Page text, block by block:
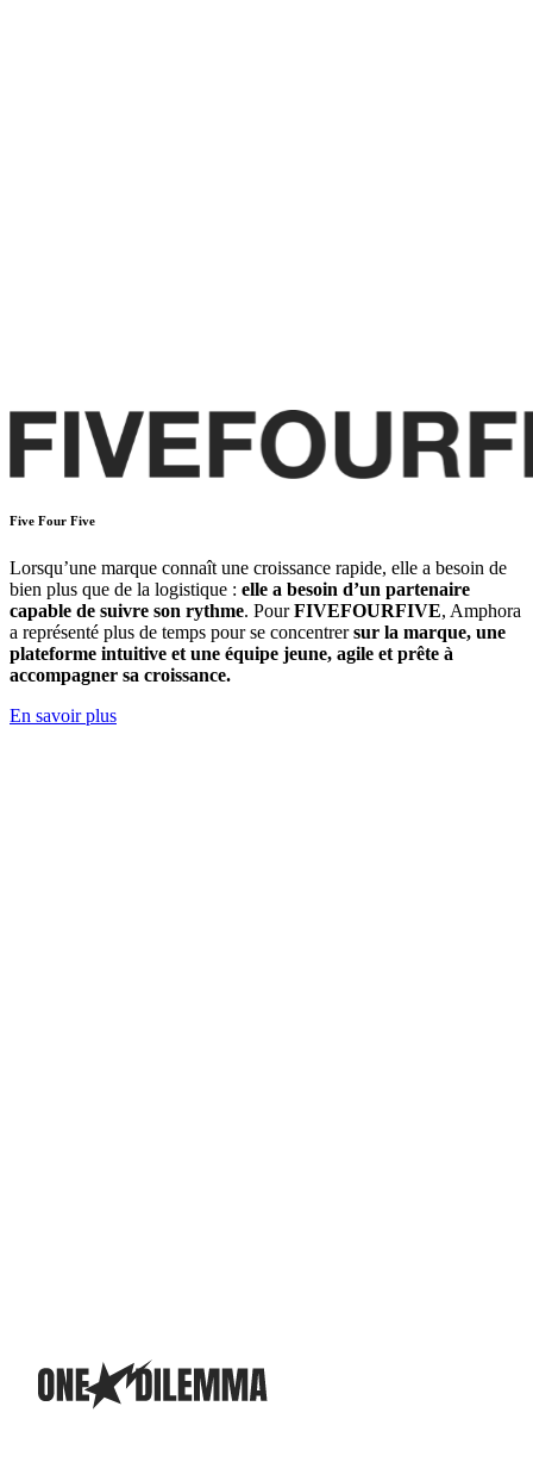
Five Four Five
Lorsqu’une marque connaît une croissance rapide, elle a besoin de
bien plus que de la logistique : elle a besoin d’un partenaire
capable de suivre son rythme. PourFIVEFOURFIVE, Amphora
a représenté plus de temps pour se concentrersur la marque, une
plateforme intuitive et une équipe jeune, agile et prête à
accompagner sa croissance.
En savoir plus